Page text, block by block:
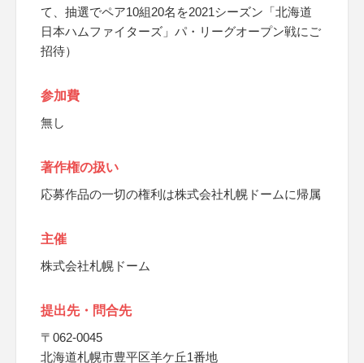
て、抽選でペア10組20名を2021シーズン「北海道
日本ハムファイターズ」パ・リーグオープン戦にご
招待）
参加費
無し
著作権の扱い
応募作品の一切の権利は株式会社札幌ドームに帰属
主催
株式会社札幌ドーム
提出先・問合先
〒062-0045
北海道札幌市豊平区羊ケ丘1番地